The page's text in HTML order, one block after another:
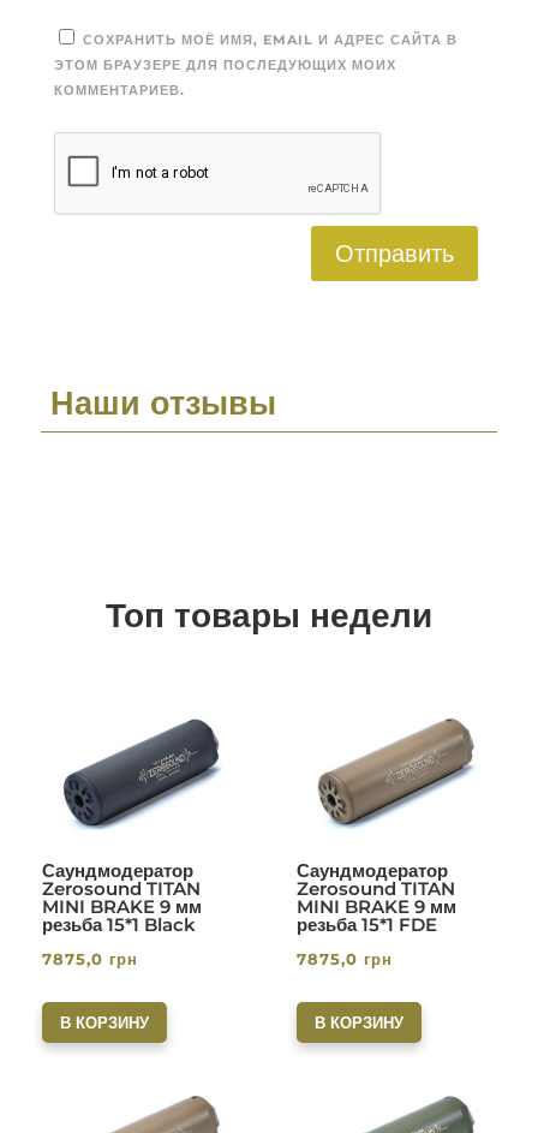
СОХРАНИТЬ МОЁ ИМЯ, EMAIL И АДРЕС САЙТА В
ЭТОМ БРАУЗЕРЕ ДЛЯ ПОСЛЕДУЮЩИХ МОИХ
КОММЕНТАРИЕВ.
Отправить
Наши отзывы
Топ товары недели
Саундмодератор
Zerosound TITAN
MINI BRAKE 9 мм
резьба 15*1 Black
7875,0 грн
В КОРЗИНУ
Саундмодератор
Zerosound TITAN
MINI BRAKE 9 мм
резьба 15*1 FDE
7875,0 грн
В КОРЗИНУ